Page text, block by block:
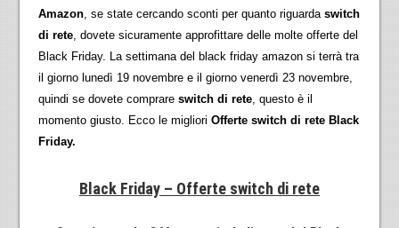
Amazon, se state cercando sconti per quanto riguarda switch
di rete, dovete sicuramente approfittare delle molte offerte del
Black Friday. La settimana del black friday amazon si terrà tra
il giorno lunedì 19 novembre e il giorno venerdì 23 novembre,
quindi se dovete comprare switch di rete, questo è il
momento giusto. Ecco le migliori Offerte switch di rete Black
Friday.
Black Friday – Offerte switch di rete